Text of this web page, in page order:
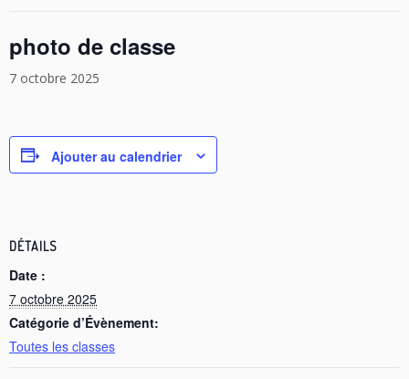
photo de classe
7 octobre 2025
Ajouter au calendrier
DÉTAILS
Date :
7 octobre 2025
Catégorie d’Évènement:
Toutes les classes